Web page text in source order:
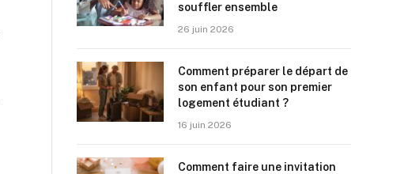
souffler ensemble
26 juin 2026
Comment préparer le départ de
son enfant pour son premier
logement étudiant ?
16 juin 2026
Comment faire une invitation